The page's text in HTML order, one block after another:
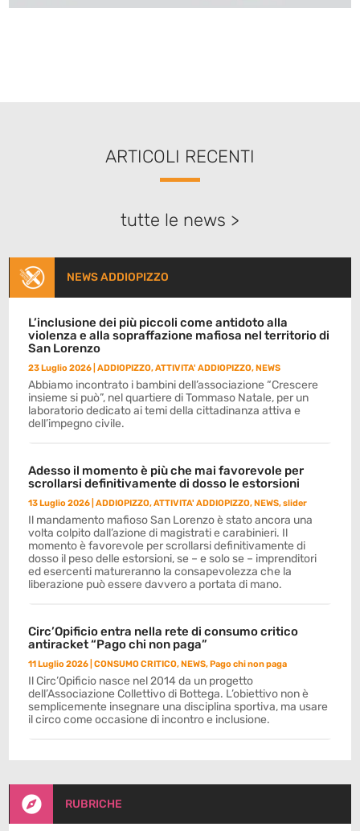
ARTICOLI RECENTI
tutte le news >
NEWS ADDIOPIZZO
L’inclusione dei più piccoli come antidoto alla
violenza e alla sopraffazione mafiosa nel territorio di
San Lorenzo
23 Luglio 2026 |ADDIOPIZZO,ATTIVITA' ADDIOPIZZO,NEWS
Abbiamo incontrato i bambini dell’associazione “Crescere
insieme si può”, nel quartiere di Tommaso Natale, per un
laboratorio dedicato ai temi della cittadinanza attiva e
dell’impegno civile.
Adesso il momento è più che mai favorevole per
scrollarsi definitivamente di dosso le estorsioni
13 Luglio 2026 |ADDIOPIZZO,ATTIVITA' ADDIOPIZZO,NEWS,slider
Il mandamento mafioso San Lorenzo è stato ancora una
volta colpito dall’azione di magistrati e carabinieri. Il
momento è favorevole per scrollarsi definitivamente di
dosso il peso delle estorsioni, se – e solo se – imprenditori
ed esercenti matureranno la consapevolezza che la
liberazione può essere davvero a portata di mano.
Circ’Opificio entra nella rete di consumo critico
antiracket “Pago chi non paga”
11 Luglio 2026 |CONSUMO CRITICO,NEWS,Pago chi non paga
Il Circ’Opificio nasce nel 2014 da un progetto
dell’Associazione Collettivo di Bottega. L’obiettivo non è
semplicemente insegnare una disciplina sportiva, ma usare
il circo come occasione di incontro e inclusione.
 RUBRICHE